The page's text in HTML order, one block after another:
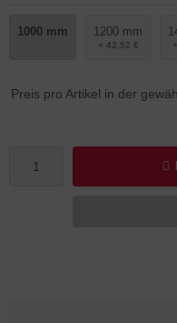
1000 mm 1200 mm
+ 42,52 €
Preis pro Artikel in der